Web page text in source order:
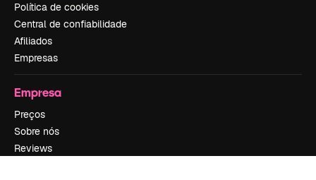
Política de cookies
Central de confiabilidade
Afiliados
Empresas
Empresa
Preços
Sobre nós
Reviews